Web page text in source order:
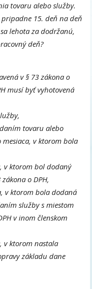
tovaru alebo služby.
15. deň na deň
lehota za dodržanú,
deň?
v § 73 zákona o
musí byť vyhotovená
tovaru alebo
v ktorom bola
ktorom bol dodaný
o DPH,
ktorom bola dodaná
služby s miestom
v inom členskom
ktorom nastala
základu dane